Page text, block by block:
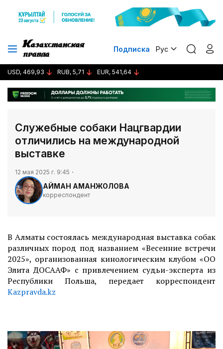
Подписка Рус
USD, 469,93 RUB, 5,71 EUR, 541,64
Служебные собаки Нацгвардии
отличились на международной
выставке
12 мая 2025 г. 9:45
АЙМАН АМАНЖОЛОВА
корреспондент
В Алматы состоялась международная выставка собак
различных пород под названием «Весенние встречи
2025», организованная кинологическим клубом «ОО
Элита ДОСААФ» с привлечением судьи-эксперта из
Республики Польша, передает корреспондент
Kazpravda.kz